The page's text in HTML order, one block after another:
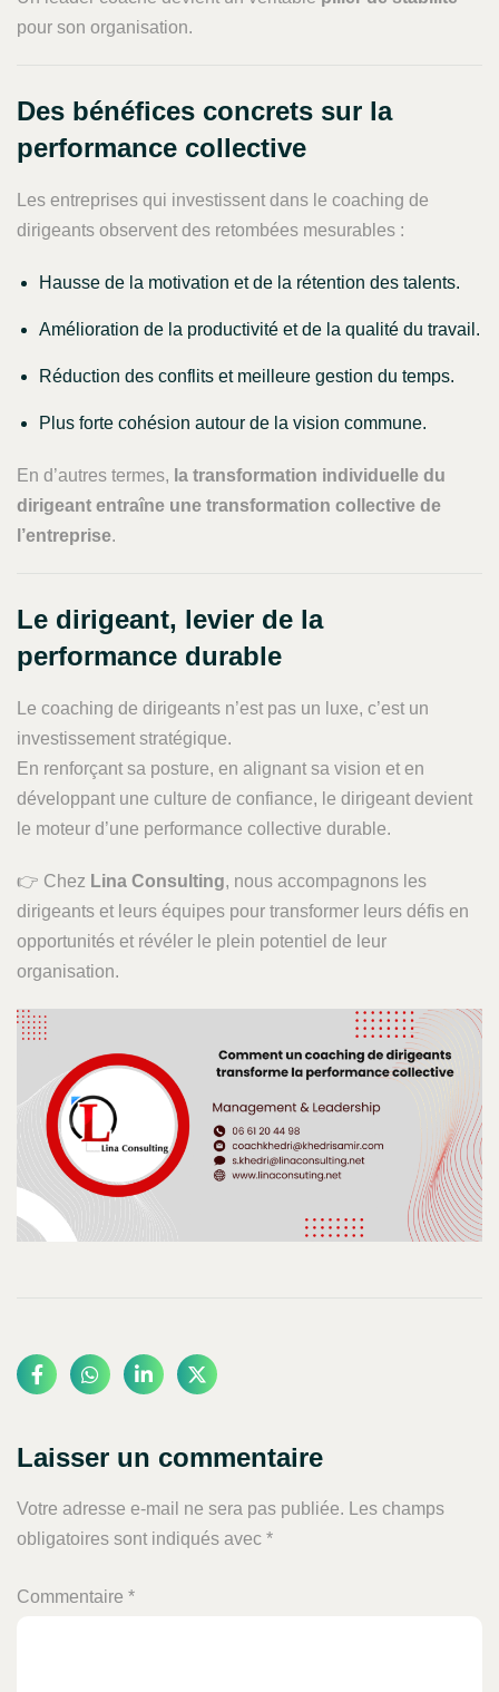
pour son organisation.
Des bénéfices concrets sur la
performance collective
Les entreprises qui investissent dans le coaching de
dirigeants observent des retombées mesurables :
Hausse de la motivation et de la rétention des talents.
Amélioration de la productivité et de la qualité du travail.
Réduction des conflits et meilleure gestion du temps.
Plus forte cohésion autour de la vision commune.
En d’autres termes, la transformation individuelle du
dirigeant entraîne une transformation collective de
l’entreprise.
Le dirigeant, levier de la
performance durable
Le coaching de dirigeants n’est pas un luxe, c’est un
investissement stratégique.
En renforçant sa posture, en alignant sa vision et en
développant une culture de confiance, le dirigeant devient
le moteur d’une performance collective durable.
👉 Chez Lina Consulting, nous accompagnons les
dirigeants et leurs équipes pour transformer leurs défis en
opportunités et révéler le plein potentiel de leur
organisation.
Laisser un commentaire
Votre adresse e-mail ne sera pas publiée.
Les champs
obligatoires sont indiqués avec *
Commentaire *